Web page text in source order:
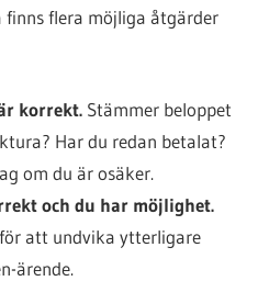
finns flera möjliga åtgärder
korrekt.Stämmer beloppet
Har du redan betalat?
om du är osäker.
och du har möjlighet.
att undvika ytterligare
ärende.